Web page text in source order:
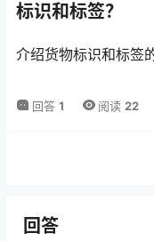
标识和标签？
介绍货物标识和标签
回答 1 阅读 22
回答